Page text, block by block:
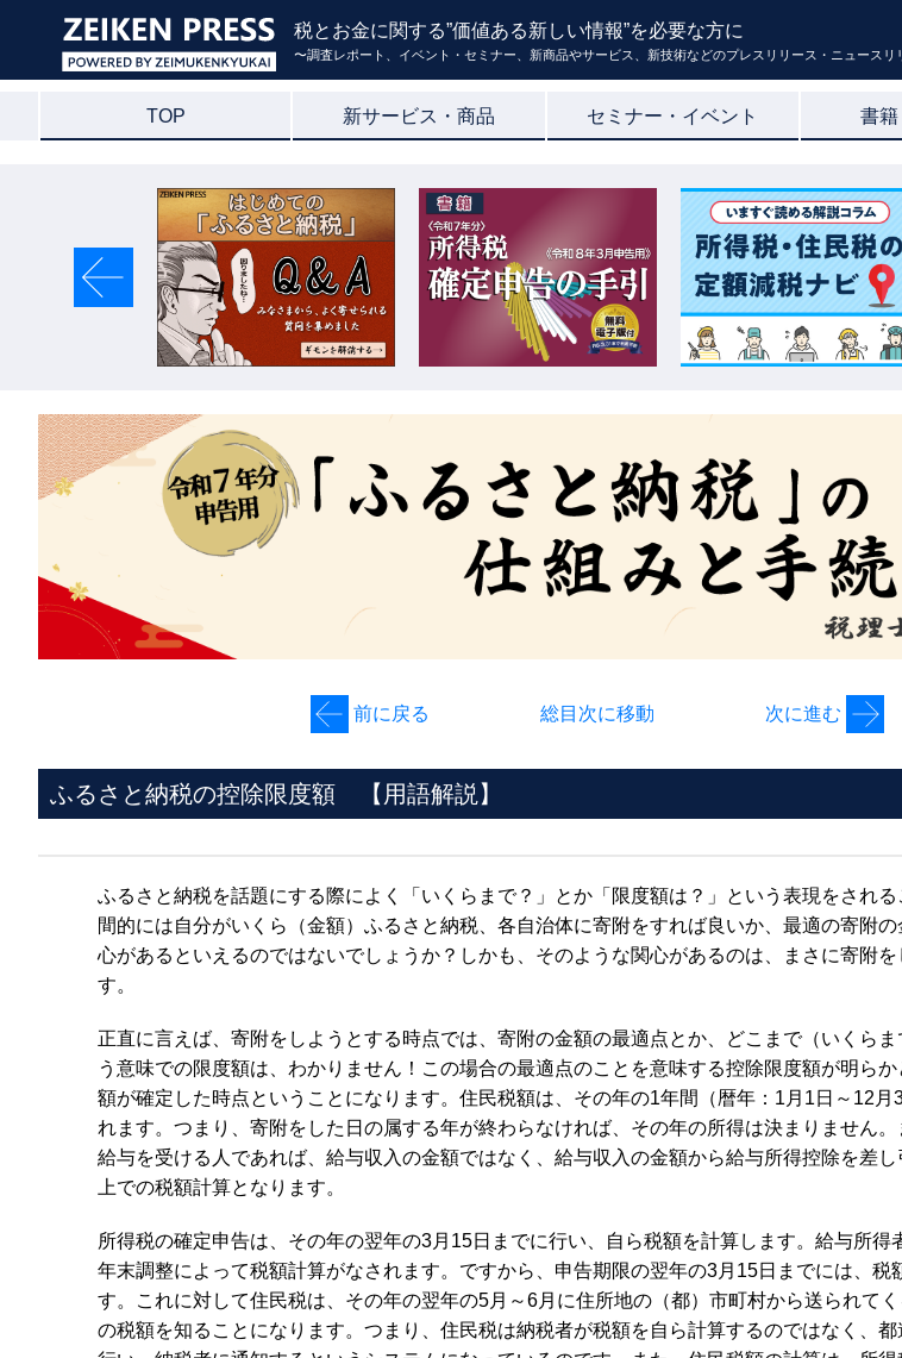
税とお金に関する”価値ある新しい情報”を必要な方に
〜調査レポート、イベント・セミナー、新商品やサービス、新技術などのプレスリリース・ニュースリ
TOP 新サービス・商品 セミナー・イベント 書籍
Previous
前に戻る 総目次に移動 次に進む
ふるさと納税の控除限度額 【用語解説】
ふるさと納税を話題にする際によく「いくらまで？」とか「限度額は？」という表現をされ
間的には自分がいくら（金額）ふるさと納税、各自治体に寄附をすれば良いか、最適の寄附
心があるといえるのではないでしょうか？しかも、そのような関心があるのは、まさに寄附
す。
正直に言えば、寄附をしようとする時点では、寄附の金額の最適点とか、どこまで（いくら
う意味での限度額は、わかりません！この場合の最適点のことを意味する控除限度額が明ら
額が確定した時点ということになります。住民税額は、その年の1年間（暦年：1月1日～12月
れます。つまり、寄附をした日の属する年が終わらなければ、その年の所得は決まりません
給与を受ける人であれば、給与収入の金額ではなく、給与収入の金額から給与所得控除を差
上での税額計算となります。
所得税の確定申告は、その年の翌年の3月15日までに行い、自ら税額を計算します。給与所得
年末調整によって税額計算がなされます。ですから、申告期限の翌年の3月15日までには、税
す。これに対して住民税は、その年の翌年の5月～6月に住所地の（都）市町村から送られて
の税額を知ることになります。つまり、住民税は納税者が税額を自ら計算するのではなく、